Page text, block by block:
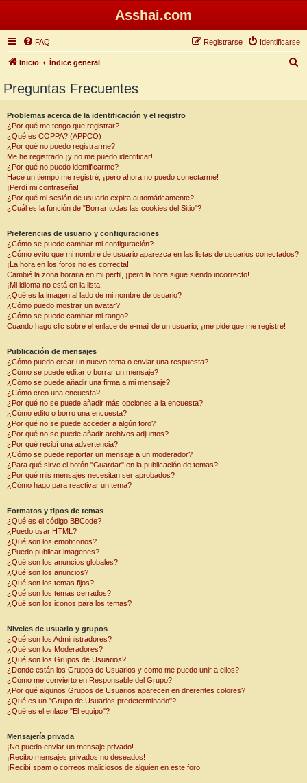
Asshai.com
FAQ Identificarse
Registrarse
Inicio Índice general
Preguntas Frecuentes
Problemas acerca de la identificación y el registro
¿Por qué me tengo que registrar?
¿Qué es COPPA? (APPCO)
¿Por qué no puedo registrarme?
Me he registrado ¡y no me puedo identificar!
¿Por qué no puedo identificarme?
Hace un tiempo me registré, ¡pero ahora no puedo conectarme!
¡Perdí mi contraseña!
¿Por qué mi sesión de usuario expira automáticamente?
¿Cuál es la función de "Borrar todas las cookies del Sitio"?
Preferencias de usuario y configuraciones
¿Cómo se puede cambiar mi configuración?
¿Cómo evito que mi nombre de usuario aparezca en las listas de usuarios conectados?
¡La hora en los foros no es correcta!
Cambié la zona horaria en mi perfil, ¡pero la hora sigue siendo incorrecto!
¡Mi idioma no está en la lista!
¿Qué es la imagen al lado de mi nombre de usuario?
¿Cómo puedo mostrar un avatar?
¿Cómo se puede cambiar mi rango?
Cuando hago clic sobre el enlace de e-mail de un usuario, ¡me pide que me registre!
Publicación de mensajes
¿Cómo puedo crear un nuevo tema o enviar una respuesta?
¿Cómo se puede editar o borrar un mensaje?
¿Cómo se puede añadir una firma a mi mensaje?
¿Cómo creo una encuesta?
¿Por qué no se puede añadir más opciones a la encuesta?
¿Cómo edito o borro una encuesta?
¿Por qué no se puede acceder a algún foro?
¿Por qué no se puede añadir archivos adjuntos?
¿Por qué recibí una advertencia?
¿Cómo se puede reportar un mensaje a un moderador?
¿Para qué sirve el botón "Guardar" en la publicación de temas?
¿Por qué mis mensajes necesitan ser aprobados?
¿Cómo hago para reactivar un tema?
Formatos y tipos de temas
¿Qué es el código BBCode?
¿Puedo usar HTML?
¿Qué son los emoticonos?
¿Puedo publicar imagenes?
¿Qué son los anuncios globales?
¿Qué son los anuncios?
¿Qué son los temas fijos?
¿Qué son los temas cerrados?
¿Qué son los iconos para los temas?
Niveles de usuario y grupos
¿Qué son los Administradores?
¿Qué son los Moderadores?
¿Qué son los Grupos de Usuarios?
¿Donde están los Grupos de Usuarios y como me puedo unir a ellos?
¿Cómo me convierto en Responsable del Grupo?
¿Por qué algunos Grupos de Usuarios aparecen en diferentes colores?
¿Qué es un "Grupo de Usuarios predeterminado"?
¿Qué es el enlace "El equipo"?
Mensajería privada
¡No puedo enviar un mensaje privado!
¡Recibo mensajes privados no deseados!
¡Recibí spam o correos maliciosos de alguien en este foro!